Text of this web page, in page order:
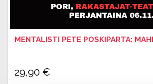
MENTALISTI PETE POSKIPARTA:
29,90 €